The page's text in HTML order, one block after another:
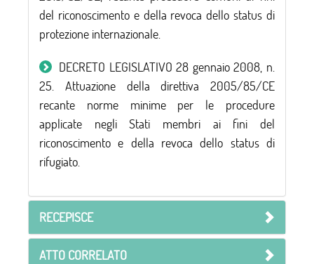
del riconoscimento e della revoca dello status di
protezione internazionale.
DECRETO LEGISLATIVO 28 gennaio 2008, n.
25. Attuazione della direttiva 2005/85/CE
recante norme minime per le procedure
applicate negli Stati membri ai fini del
riconoscimento e della revoca dello status di
rifugiato.
RECEPISCE
ATTO CORRELATO